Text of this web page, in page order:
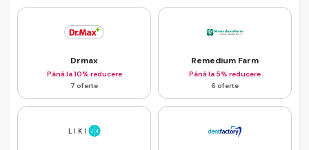
Drmax
Până la 10% reducere
7 oferte
Remedium Farm
Până la 5% reducere
6 oferte